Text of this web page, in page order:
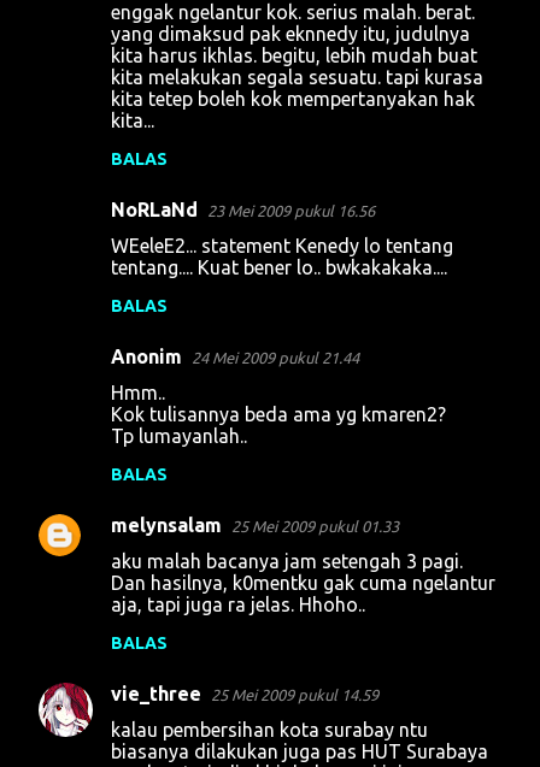
enggak ngelantur kok. serius malah. berat.
yang dimaksud pak eknnedy itu, judulnya
kita harus ikhlas. begitu, lebih mudah buat
kita melakukan segala sesuatu. tapi kurasa
kita tetep boleh kok mempertanyakan hak
kita...
BALAS
NoRLaNd 23 Mei 2009 pukul 16.56
WEeleE2... statement Kenedy lo tentang
tentang.... Kuat bener lo.. bwkakakaka....
BALAS
Anonim 24 Mei 2009 pukul 21.44
Hmm..
Kok tulisannya beda ama yg kmaren2?
Tp lumayanlah..
BALAS
melynsalam 25 Mei 2009 pukul 01.33
aku malah bacanya jam setengah 3 pagi.
Dan hasilnya, k0mentku gak cuma ngelantur
aja, tapi juga ra jelas. Hhoho..
BALAS
vie_three 25 Mei 2009 pukul 14.59
kalau pembersihan kota surabay ntu
biasanya dilakukan juga pas HUT Surabaya